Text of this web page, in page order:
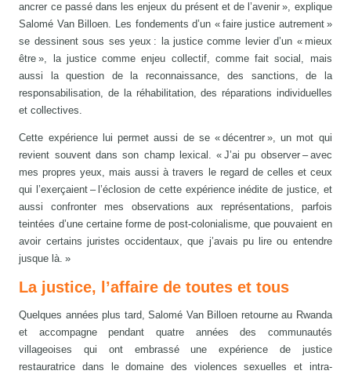
ancrer ce passé dans les enjeux du présent et de l’avenir », explique
Salomé Van Billoen. Les fondements d’un « faire justice autrement »
se dessinent sous ses yeux : la justice comme levier d’un « mieux
être », la justice comme enjeu collectif, comme fait social, mais
aussi la question de la reconnaissance, des sanctions, de la
responsabilisation, de la réhabilitation, des réparations individuelles
et collectives.
Cette expérience lui permet aussi de se « décentrer », un mot qui
revient souvent dans son champ lexical. « J’ai pu observer – avec
mes propres yeux, mais aussi à travers le regard de celles et ceux
qui l’exerçaient – l’éclosion de cette expérience inédite de justice, et
aussi confronter mes observations aux représentations, parfois
teintées d’une certaine forme de post-colonialisme, que pouvaient en
avoir certains juristes occidentaux, que j’avais pu lire ou entendre
jusque là. »
La justice, l’affaire de toutes et tous
Quelques années plus tard, Salomé Van Billoen retourne au Rwanda
et accompagne pendant quatre années des communautés
villageoises qui ont embrassé une expérience de justice
restauratrice dans le domaine des violences sexuelles et intra-